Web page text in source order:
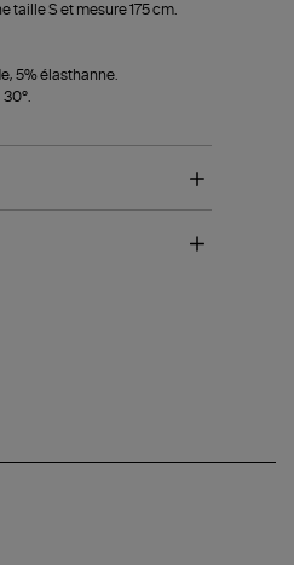
taille S et mesure 175 cm.
5% élasthanne.